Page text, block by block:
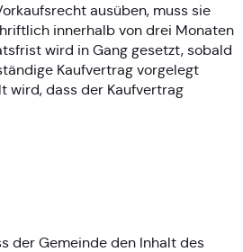
ausüben, muss sie
innerhalb von drei Monaten
wird in Gang gesetzt, sobald
Kaufvertrag vorgelegt
wird, dass der Kaufvertrag
der Gemeinde den Inhalt des